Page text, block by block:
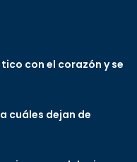
con el corazón y se
cuáles dejan de